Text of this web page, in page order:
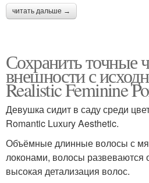
читать дальше →
Сохранить точные
внешности с
Realistic Feminine
Девушка сидит в саду среди
Romantic Luxury Aesthetic.
Объёмные длинные волосы с
локонами, волосы развеваются
высокая детализация волос.